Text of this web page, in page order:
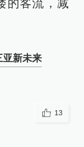
的客流，减
亚新未来
13